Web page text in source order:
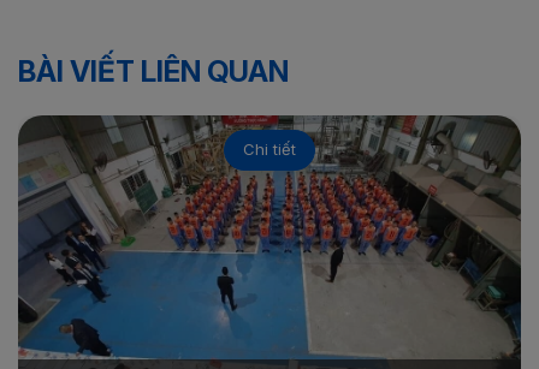
BÀI VIẾT LIÊN QUAN
Chi tiết